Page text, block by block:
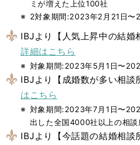
ミが増えた上位100社
2対象期間:2023年2月21日〜
IBJより【人気上昇中の結婚
詳細はこちら
対象期間:2023年5月1日〜
IBJより【成婚数が多い相談
はこちら
対象期間:2023年7月1日〜
出した全国4000社以上の相
IBJより【今話題の結婚相談